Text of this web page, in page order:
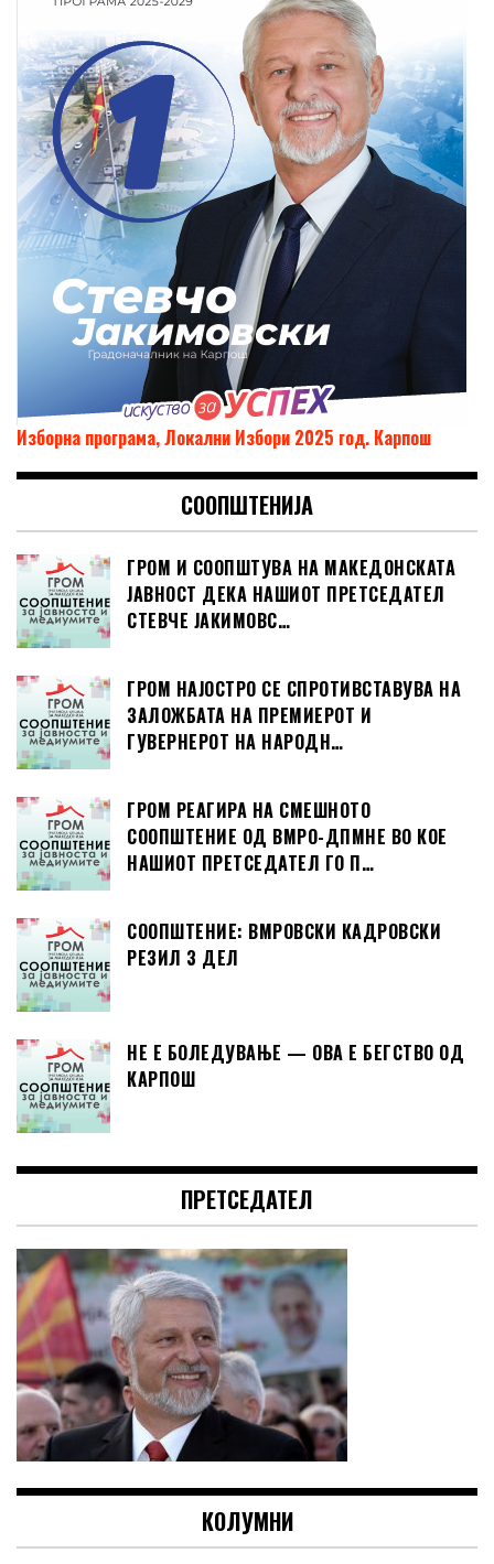
Изборна програма, Локални Избори 2025 год. Карпош
СООПШТЕНИЈА
ГРОМ И СООПШТУВА НА МАКЕДОНСКАТА
ЈАВНОСТ ДЕКА НАШИОТ ПРЕТСЕДАТЕЛ
СТЕВЧЕ ЈАКИМОВС…
ГРОМ НАЈОСТРО СЕ СПРОТИВСТАВУВА НА
ЗАЛОЖБАТА НА ПРЕМИЕРОТ И
ГУВЕРНЕРОТ НА НАРОДН…
ГРОМ РЕАГИРА НА СМЕШНОТО
СООПШТЕНИЕ ОД ВМРО-ДПМНЕ ВО КОЕ
НАШИОТ ПРЕТСЕДАТЕЛ ГО П…
СООПШТЕНИЕ: ВМРОВСКИ КАДРОВСКИ
РЕЗИЛ 3 ДЕЛ
НЕ Е БОЛЕДУВАЊЕ — ОВА Е БЕГСТВО ОД
КАРПОШ
ПРЕТСЕДАТЕЛ
КОЛУМНИ